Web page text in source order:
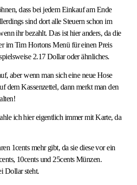
dass bei jedem Einkauf am Ende
sind dort alle Steuern schon im
ihr bezahlt. Das ist hier anders, da die
im Tim Hortons Menü für einen Preis
2.17 Dollar oder ähnliches.
aber wenn man sich eine neue Hose
dem Kassenzettel, dann merkt man den
ich hier eigentlich immer mit Karte, da
1cents mehr gibt, da sie diese vor ein
10cents und 25cents Münzen.
Dollar steht.